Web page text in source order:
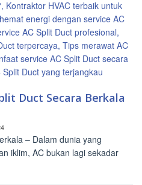
Duct Secara Berkala
– Dalam dunia yang
iklim, AC bukan lagi sekadar